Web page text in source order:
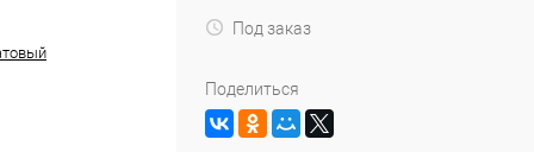
Под заказ
Поделиться